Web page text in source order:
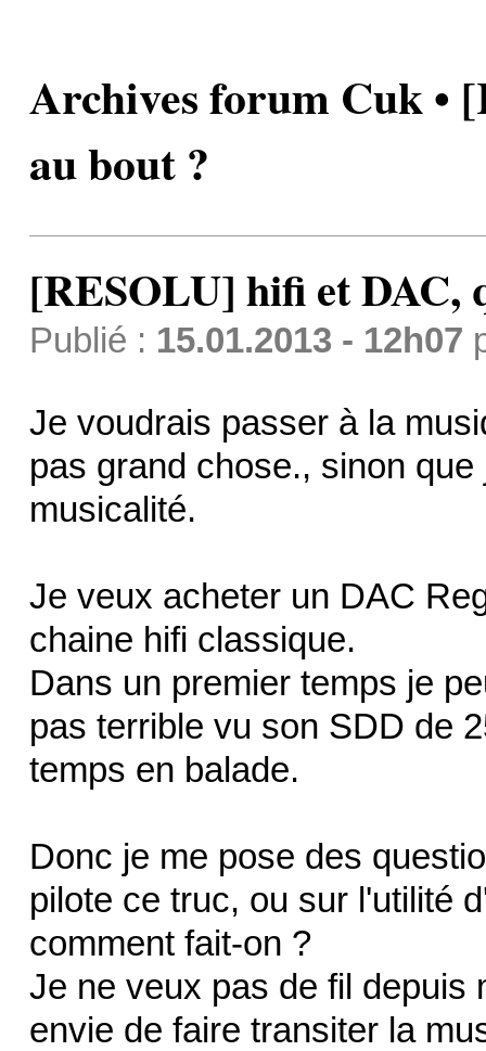
Archives forum Cuk •
au bout ?
[RESOLU] hifi et DAC,
Publié : 15.01.2013 - 12h07
Je voudrais passer à la
pas grand chose., sinon
musicalité.
Je veux acheter un DAC
chaine hifi classique.
Dans un premier temps je
pas terrible vu son SDD de
temps en balade.
Donc je me pose des
pilote ce truc, ou sur l'utilité
comment fait-on ?
Je ne veux pas de fil depuis
envie de faire transiter la